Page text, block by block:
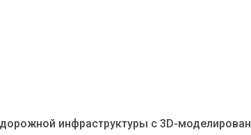
инфраструктуры с 3D-